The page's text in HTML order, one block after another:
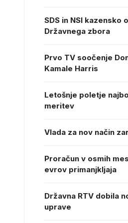
SDS in NSI kazensko
Državnega zbora
Prvo TV soočenje
Kamale Harris
Letošnje poletje
meritev
Vlada za nov način
Proračun v osmih
evrov primanjkljaja
Državna RTV dobila
uprave